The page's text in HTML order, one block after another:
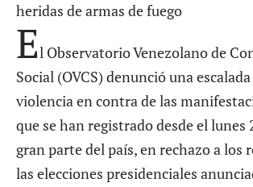
heridas de armas de fuego
El Observatorio Venezolano de
Social (OVCS) denunció una
violencia en contra de las
que se han registrado desde el lunes
gran parte del país, en rechazo a los
las elecciones presidenciales